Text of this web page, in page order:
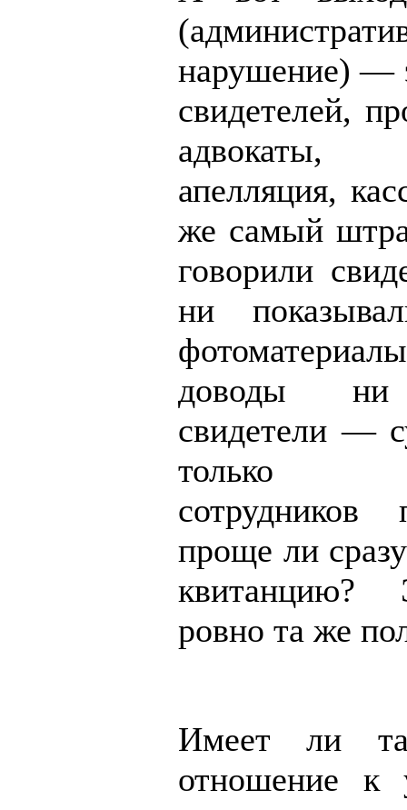
нарушение) —
свидетелей,
адвокаты,
апелляция,
же самый
говорили
ни
доводы ни
свидетели —
только
проще ли
квитанцию?
ровно та же
Имеет ли
отношение к